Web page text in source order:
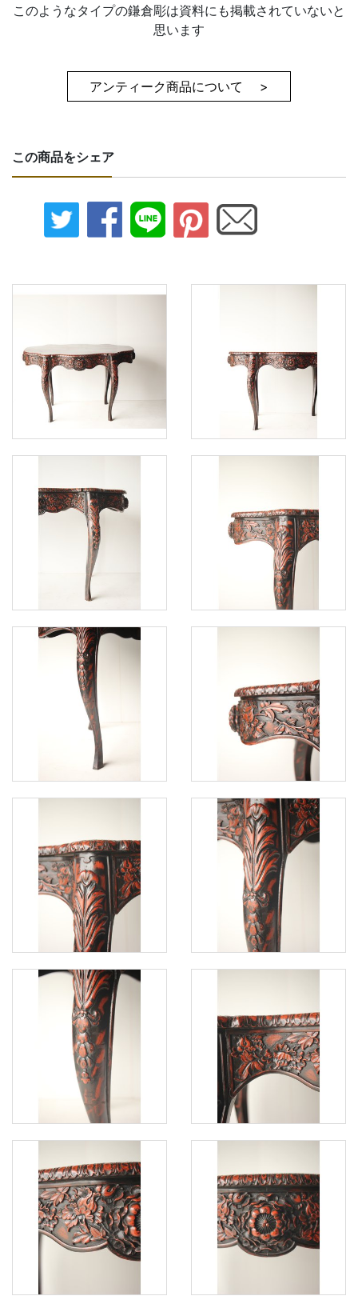
このようなタイプの鎌倉彫は資料にも掲載されていないと
思います
アンティーク商品について >
この商品をシェア